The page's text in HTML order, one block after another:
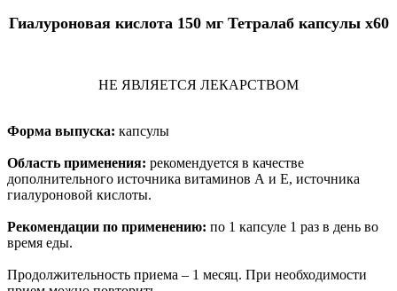
Гиалуроновая кислота 150 мг Тетралаб капсулы x60
НЕ ЯВЛЯЕТСЯ ЛЕКАРСТВОМ
Форма выпуска: капсулы
Область применения: рекомендуется в качестве
дополнительного источника витаминов А и Е, источника
гиалуроновой кислоты.
Рекомендации по применению: по 1 капсуле 1 раз в день во
время еды.
Продолжительность приема – 1 месяц. При необходимости